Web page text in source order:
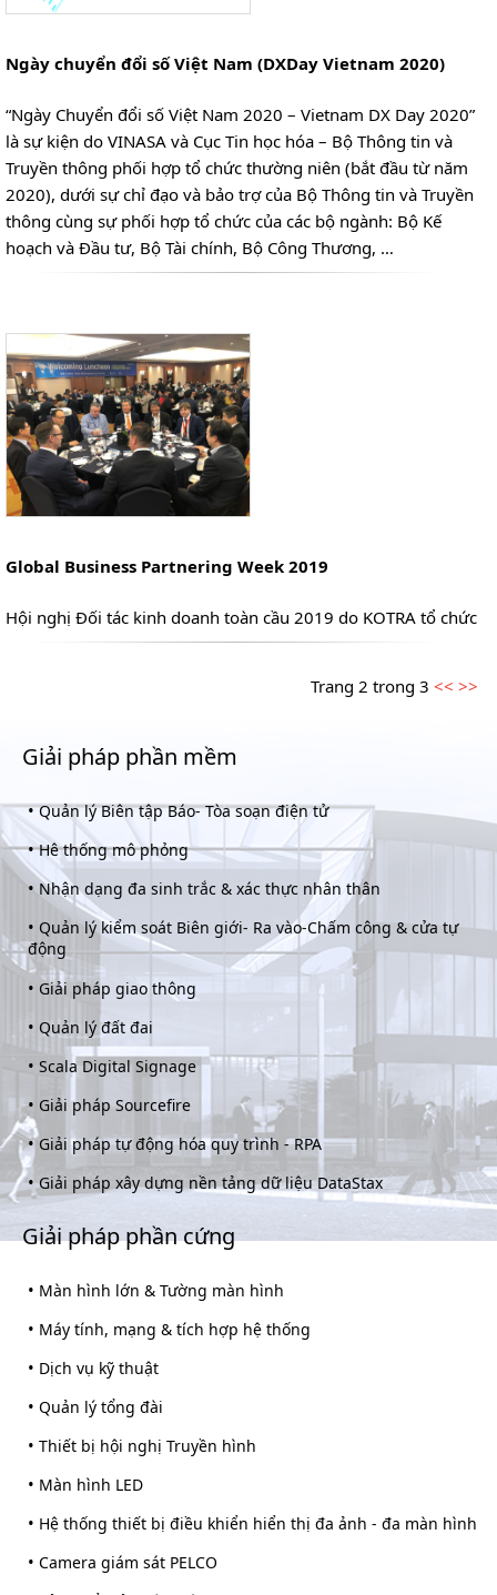
Ngày chuyển đổi số Việt Nam (DXDay Vietnam 2020)
“Ngày Chuyển đổi số Việt Nam 2020 – Vietnam DX Day 2020”
là sự kiện do VINASA và Cục Tin học hóa – Bộ Thông tin và
Truyền thông phối hợp tổ chức thường niên (bắt đầu từ năm
2020), dưới sự chỉ đạo và bảo trợ của Bộ Thông tin và Truyền
thông cùng sự phối hợp tổ chức của các bộ ngành: Bộ Kế
hoạch và Đầu tư, Bộ Tài chính, Bộ Công Thương, …
Global Business Partnering Week 2019
Hội nghị Đối tác kinh doanh toàn cầu 2019 do KOTRA tổ chức
Trang 2 trong 3 << >>
Giải pháp phần mềm
•Quản lý Biên tập Báo- Tòa soạn điện tử
•Hê thống mô phỏng
• Nhận dạng đa sinh trắc & xác thực nhân thân
• Quản lý kiểm soát Biên giới- Ra vào-Chấm công & cửa tự
động
• Giải pháp giao thông
•Quản lý đất đai
•Scala Digital Signage
• Giải pháp Sourcefire
•Giải pháp tự động hóa quy trình - RPA
•Giải pháp xây dựng nền tảng dữ liệu DataStax
Giải pháp phần cứng
• Màn hình lớn & Tường màn hình
• Máy tính, mạng & tích hợp hệ thống
• Dịch vụ kỹ thuật
•Quản lý tổng đài
•Thiết bị hội nghị Truyền hình
• Màn hình LED
• Hệ thống thiết bị điều khiển hiển thị đa ảnh - đa màn hình
•Camera giám sát PELCO